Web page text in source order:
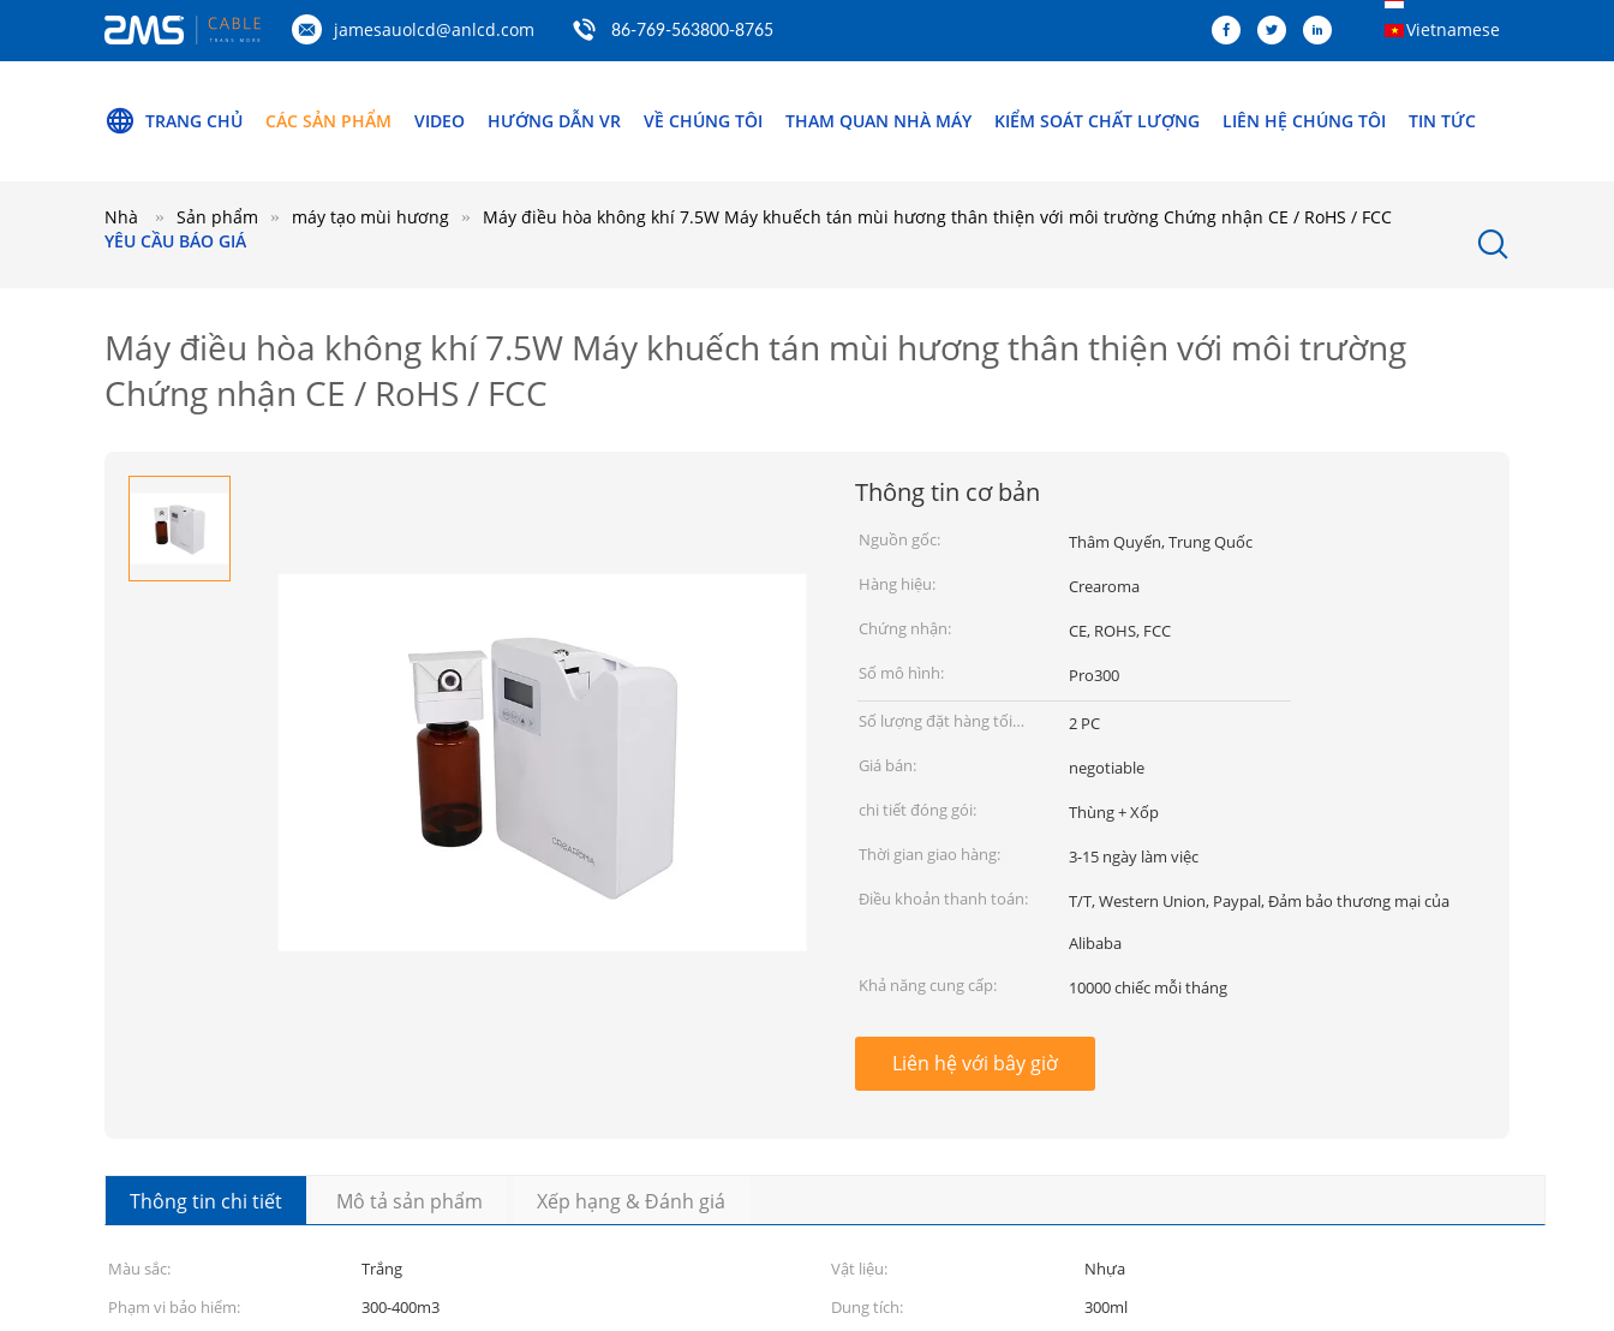
jamesauolcd@anlcd.com 86-769-563800-8765 Vietnamese
TRANG CHỦ CÁC SẢN PHẨM VIDEO HƯỚNG DẪN VR VỀ CHÚNG TÔI THAM QUAN NHÀ MÁY KIỂM SOÁT CHẤT LƯỢNG LIÊN HỆ CHÚNG TÔI TIN TỨC
YÊU CẦU BÁO GIÁ
Nhà Sản phẩm máy tạo mùi hương Máy điều hòa không khí 7.5W Máy khuếch tán mùi hương thân thiện với môi trường Chứng nhận CE / RoHS / FCC
Máy điều hòa không khí 7.5W Máy khuếch tán mùi hương thân thiện với môi trường
Chứng nhận CE / RoHS / FCC
Thông tin cơ bản
Nguồn gốc:
Thâm Quyến, Trung Quốc
Hàng hiệu:
Crearoma
Chứng nhận:
CE, ROHS, FCC
Số mô hình:
Pro300
Số lượng đặt hàng tối
thiểu:
2 PC
Giá bán:
negotiable
chi tiết đóng gói:
Thùng + Xốp
Thời gian giao hàng:
3-15 ngày làm việc
Điều khoản thanh toán:
T/T, Western Union, Paypal, Đảm bảo thương mại của
Alibaba
Khả năng cung cấp:
10000 chiếc mỗi tháng
Liên hệ với bây giờ
Thông tin chi tiết Mô tả sản phẩm Xếp hạng & Đánh giá
Màu sắc: Trắng Vật liệu:
Nhựa
Phạm vi bảo hiểm:
300-400m3 Dung tích:
300ml